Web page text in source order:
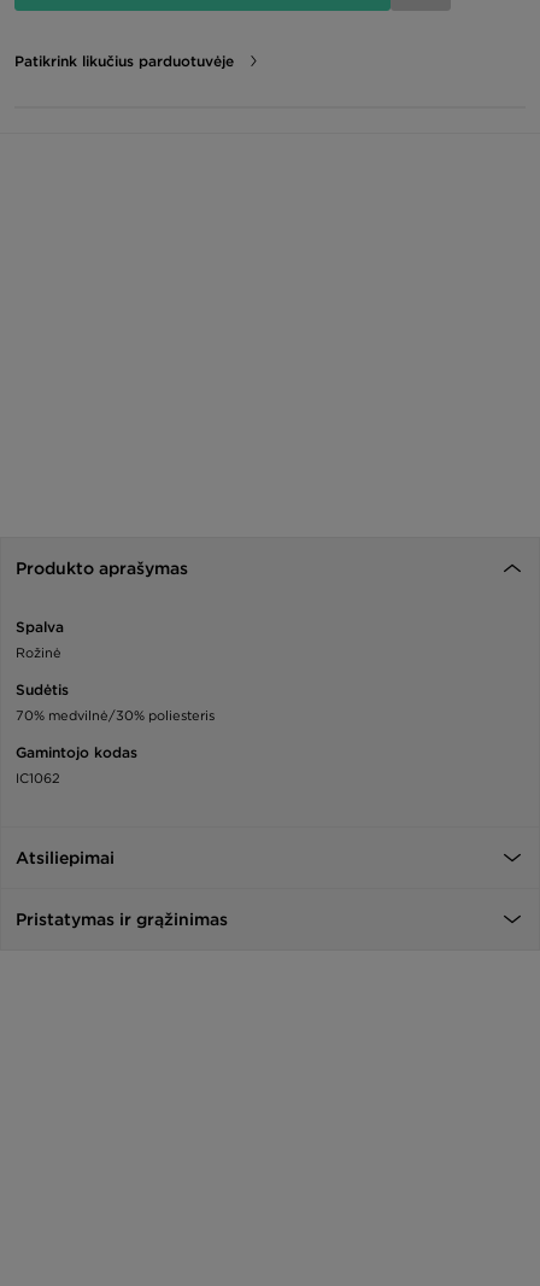
Patikrink likučius parduotuvėje
Produkto aprašymas
Spalva
Rožinė
Sudėtis
70% medvilnė/30% poliesteris
Gamintojo kodas
IC1062
Atsiliepimai
Pristatymas ir grąžinimas